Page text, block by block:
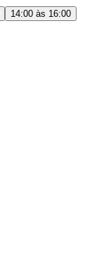
14:00 às 16:00